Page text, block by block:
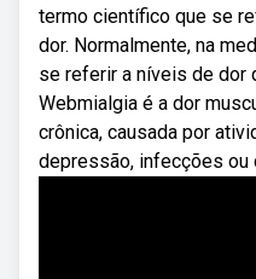
termo científico que se
dor. Normalmente, na
se referir a níveis de dor
Webmialgia é a dor
crônica, causada por
depressão, infecções ou